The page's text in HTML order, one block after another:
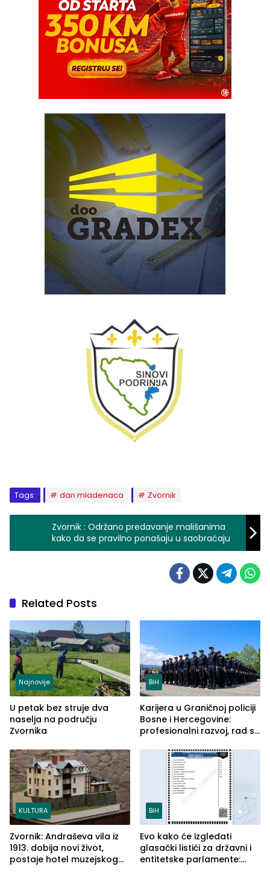
Tags: dan mladenaca Zvornik
Zvornik : Održano predavanje mališanima
kako da se pravilno ponašaju u saobraćaju
Related Posts
Najnovije
U petak bez struje dva
naselja na području
Zvornika
BiH
Karijera u Graničnoj policiji
Bosne i Hercegovine:
profesionalni razvoj, rad sa
služba građanima
KULTURA
Zvornik: Andraševa vila iz
1913. dobija novi život,
postaje hotel muzejskog
BiH
Evo kako će izgledati
glasački listići za državni i
entitetske parlamente: